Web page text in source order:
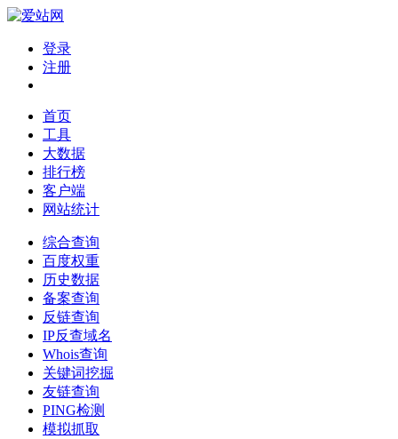
登录
注册
首页
工具
大数据
排行榜
客户端
网站统计
综合查询
百度权重
历史数据
备案查询
反链查询
IP反查域名
Whois查询
关键词挖掘
友链查询
PING检测
模拟抓取